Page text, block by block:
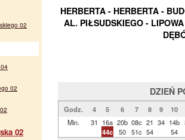
HERBERTA - HERBERTA -
AL. PIŁSUDSKIEGO -
DZIEŃ
Godz. 4 5 6 7 8 9
10
Min.
31
16a
44c
20b
50
08c
51c
21
54
34 14b
54
02
02
02